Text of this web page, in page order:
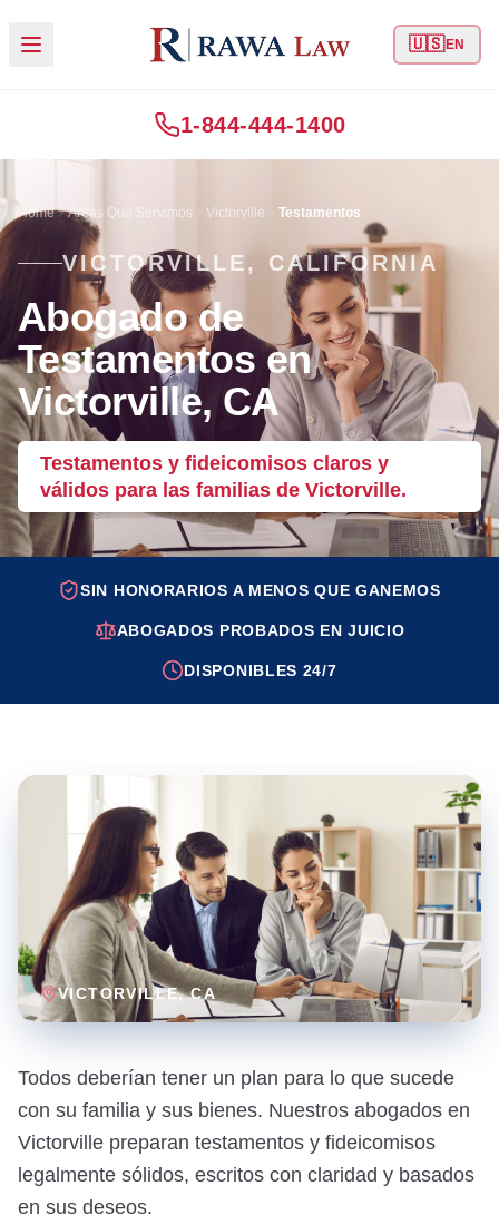
🇺🇸EN
1-844-444-1400
Home Áreas Que Servimos Victorville Testamentos
VICTORVILLE, CALIFORNIA
Abogado de
Testamentos en
Victorville, CA
Testamentos y fideicomisos claros y
válidos para las familias de Victorville.
SIN HONORARIOS A MENOS QUE GANEMOS
ABOGADOS PROBADOS EN JUICIO
DISPONIBLES 24/7
VICTORVILLE, CA
Todos deberían tener un plan para lo que sucede
con su familia y sus bienes. Nuestros abogados en
Victorville preparan testamentos y fideicomisos
legalmente sólidos, escritos con claridad y basados
en sus deseos.